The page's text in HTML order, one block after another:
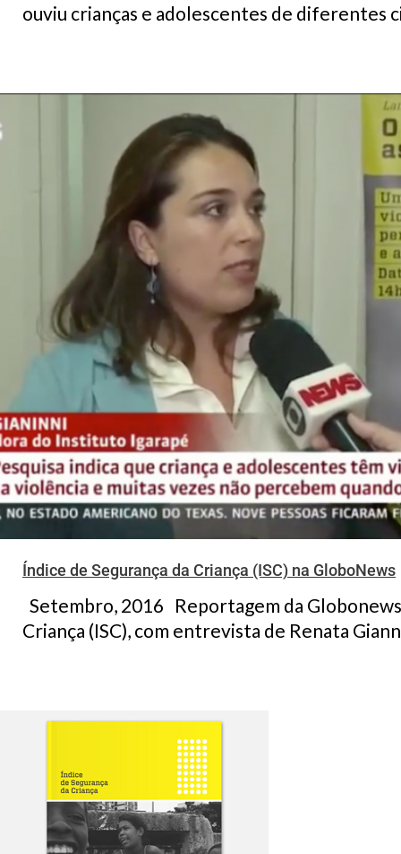
ouviu crianças e adolescentes de diferentes
Índice de Segurança da Criança (ISC) na GloboNews
Setembro, 2016 Reportagem da
Criança (ISC), com entrevista de Renata